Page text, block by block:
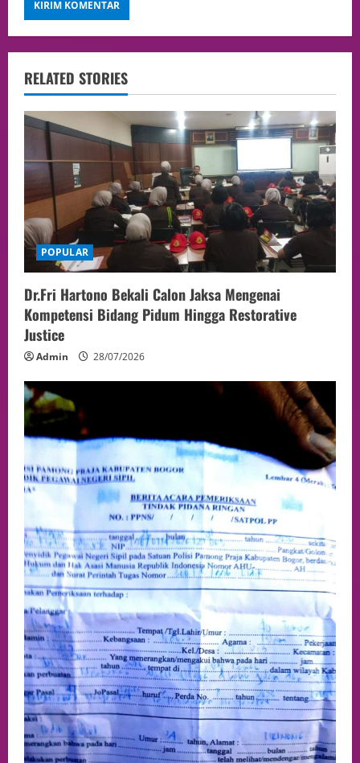
RELATED STORIES
POPULAR
Dr.Fri Hartono Bekali Calon Jaksa Mengenai
Kompetensi Bidang Pidum Hingga Restorative
Justice
Admin 28/07/2026